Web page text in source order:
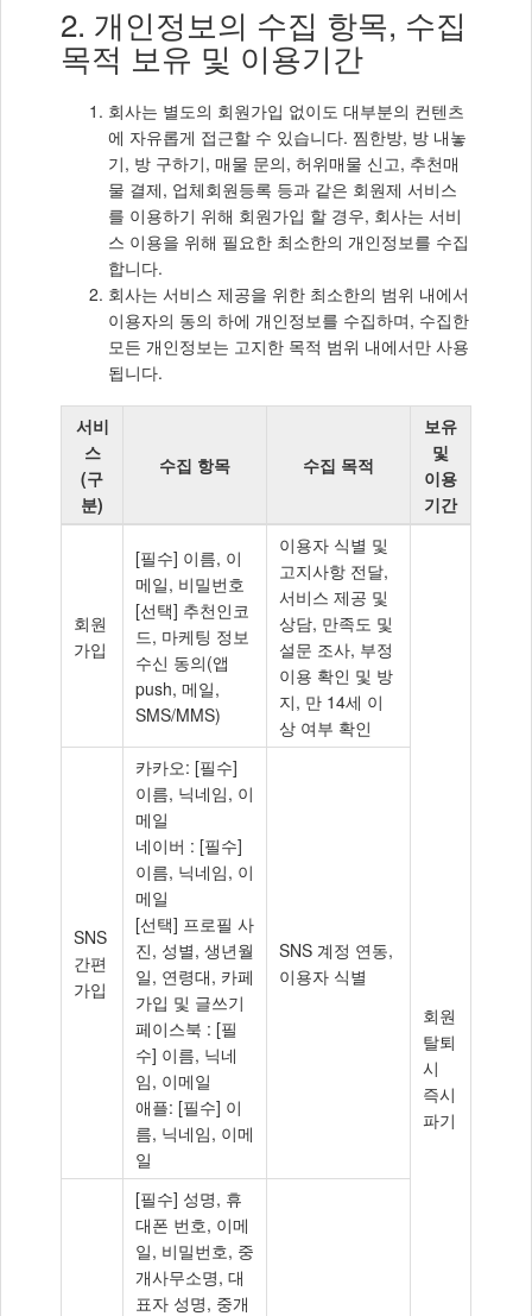
2. 개인정보의 수집 항목, 수집
목적 보유 및 이용기간
회사는 별도의 회원가입 없이도 대부분의 컨텐츠
에 자유롭게 접근할 수 있습니다. 찜한방, 방 내놓
기, 방 구하기, 매물 문의, 허위매물 신고, 추천매
물 결제, 업체회원등록 등과 같은 회원제 서비스
를 이용하기 위해 회원가입 할 경우, 회사는 서비
스 이용을 위해 필요한 최소한의 개인정보를 수집
합니다.
회사는 서비스 제공을 위한 최소한의 범위 내에서
이용자의 동의 하에 개인정보를 수집하며, 수집한
모든 개인정보는 고지한 목적 범위 내에서만 사용
됩니다.
정
보
항
유
및
이
서비
스
(구
분)
수집 항목 수집 목적
보유
및
이용
기간
회원
가입
[필수] 이름, 이
메일, 비밀번호
[선택] 추천인코
드, 마케팅 정보
수신 동의(앱
push, 메일,
SMS/MMS)
이용자 식별 및
고지사항 전달,
서비스 제공 및
상담, 만족도 및
설문 조사, 부정
이용 확인 및 방
지, 만 14세 이
상 여부 확인
회원
탈퇴
시
즉시
파기
SNS
간편
가입
카카오: [필수]
이름, 닉네임, 이
메일
네이버 : [필수]
이름, 닉네임, 이
메일
[선택] 프로필 사
진, 성별, 생년월
일, 연령대, 카페
가입 및 글쓰기
페이스북 : [필
수] 이름, 닉네
임, 이메일
애플: [필수] 이
름, 닉네임, 이메
일
SNS 계정 연동,
이용자 식별
[필수] 성명, 휴
대폰 번호, 이메
일, 비밀번호, 중
개사무소명, 대
표자 성명, 중개